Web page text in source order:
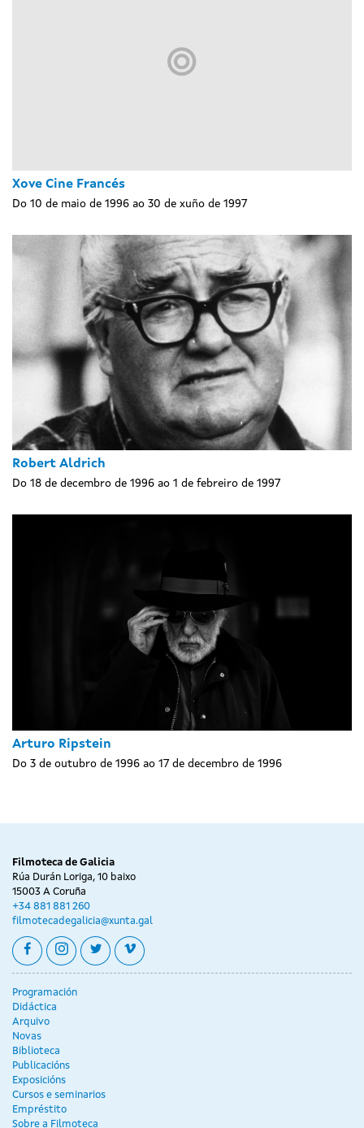
Xove Cine Francés
Do 10 de maio de 1996 ao 30 de xuño de 1997
Robert Aldrich
Do 18 de decembro de 1996 ao 1 de febreiro de 1997
Arturo Ripstein
Do 3 de outubro de 1996 ao 17 de decembro de 1996
Filmoteca de Galicia
Rúa Durán Loriga, 10 baixo
15003 A Coruña
+34 881 881 260
filmotecadegalicia@xunta.gal
facebookinstagram
twittervimeo
Programación
Didáctica
Arquivo
Novas
Biblioteca
Publicacións
Exposicións
Cursos e seminarios
Empréstito
Sobre a Filmoteca